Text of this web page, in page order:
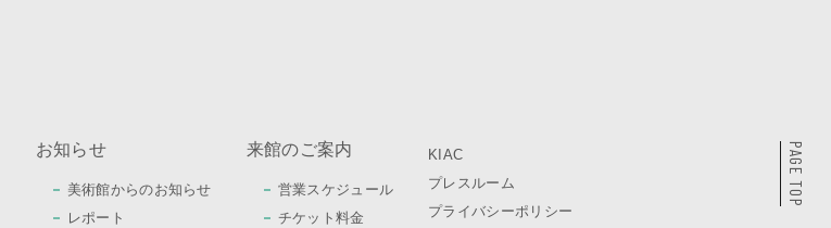
お知らせ
美術館からのお知らせ
レポート
来館のご案内
営業スケジュール
チケット料金
KIAC
プレスルーム
プライバシーポリシー
PAGE TOP